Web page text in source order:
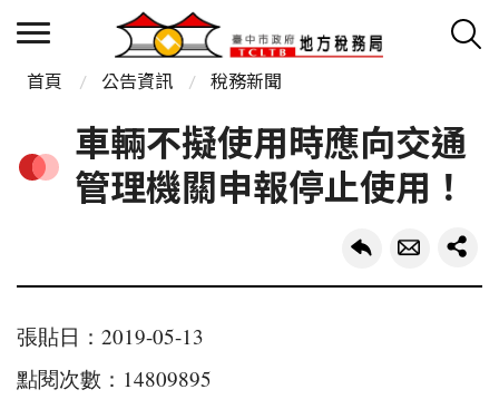
首頁 公告資訊 稅務新聞
車輛不擬使用時應向交通
管理機關申報停止使用！
張貼日：2019-05-13
點閱次數：14809895